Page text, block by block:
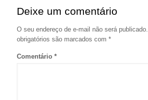
Deixe um comentário
O seu endereço de e-mail não será publicado.
obrigatórios são marcados com *
Comentário *